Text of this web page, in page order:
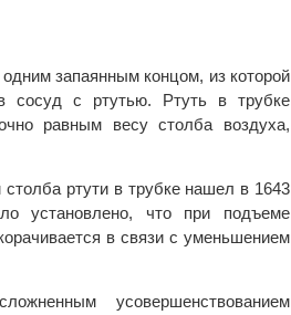
запаянным концом, из которой
сосуд с ртутью. Ртуть в трубке
равным весу столба воздуха,
ртути в трубке нашел в 1643
установлено, что при подъеме
в связи с уменьшением
усовершенствованием